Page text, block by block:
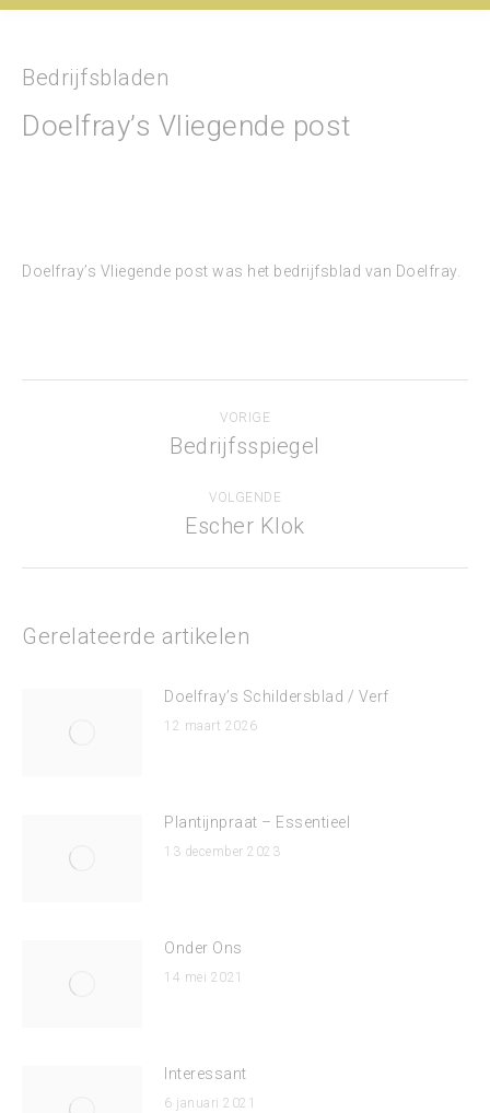
Bedrijfsbladen
Doelfray’s Vliegende post
Doelfray’s Vliegende post was het bedrijfsblad van Doelfray.
VORIGE
Vorig
Bedrijfsspiegel
VOLGENDE
Volgend
Escher Klok
Gerelateerde artikelen
Doelfray’s Schildersblad / Verf
12 maart 2026
Plantijnpraat – Essentieel
13 december 2023
Onder Ons
14 mei 2021
Interessant
6 januari 2021